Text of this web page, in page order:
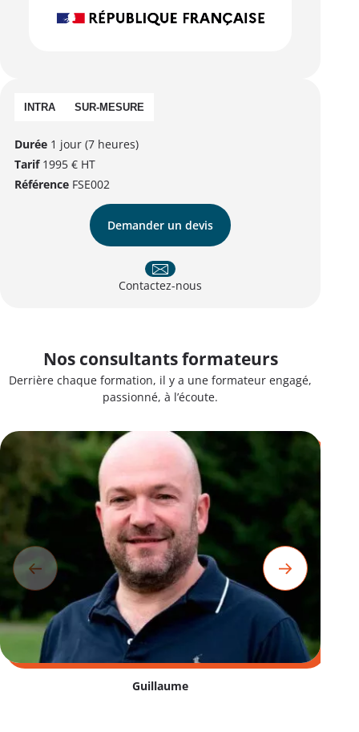
INTRA SUR-MESURE
Durée 1 jour (7 heures)
Tarif1995 € HT
Référence FSE002
Demander un devis
Contactez-nous
Nos consultants formateurs
Derrière chaque formation, il y a une formateur engagé,
passionné, à l’écoute.
Guillaume